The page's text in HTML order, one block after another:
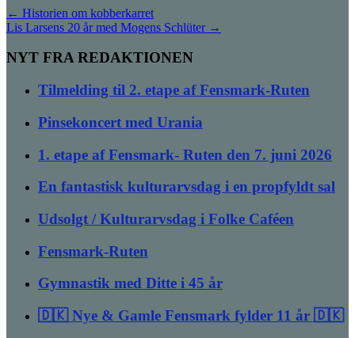
← Historien om kobberkarret
Lis Larsens 20 år med Mogens Schlüter →
NYT FRA REDAKTIONEN
Tilmelding til 2. etape af Fensmark-Ruten
Pinsekoncert med Urania
1. etape af Fensmark- Ruten den 7. juni 2026
En fantastisk kulturarvsdag i en propfyldt sal
Udsolgt / Kulturarvsdag i Folke Caféen
Fensmark-Ruten
Gymnastik med Ditte i 45 år
🇩🇰 Nye & Gamle Fensmark fylder 11 år 🇩🇰